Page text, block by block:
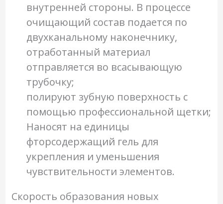
внутренней стороны. В процессе
очищающий состав подается по
двухканальному наконечнику,
отработанный материал
отправляется во всасывающую
трубочку;
полируют зубную поверхность с
помощью профессиональной щетки;
Наносят на единицы
фторсодержащий гель для
укрепления и уменьшения
чувствительности элементов.
Скорость образования новых